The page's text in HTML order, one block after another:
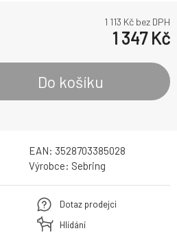
1 113 Kč bez DPH
1 347Kč
Do košíku
EAN: 3528703385028
Výrobce: Sebring
Dotaz prodejci
Hlídání